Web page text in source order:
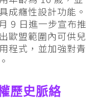
成癮性設計功能。
9 日進一步宣布推
歐盟範圍內可供兒
程式，並加強對青
歷史脈絡